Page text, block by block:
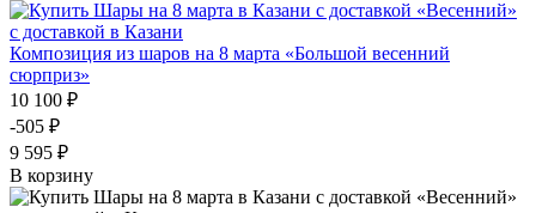
Композиция из шаров на 8 марта «Большой весенний
сюрприз»
10 100 ₽
-505 ₽
9 595 ₽
В корзину